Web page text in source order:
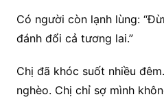
Có người còn lạnh lùng:
đánh đổi cả tương lai.”
Chị đã khóc suốt nhiều
nghèo. Chị chỉ sợ mình